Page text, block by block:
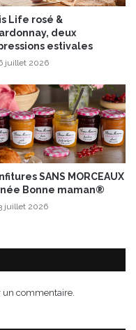
Life rosé &
deux
estivales
juillet 2026
SANS MORCEAUX
Bonne maman®
juillet 2026
commentaire.